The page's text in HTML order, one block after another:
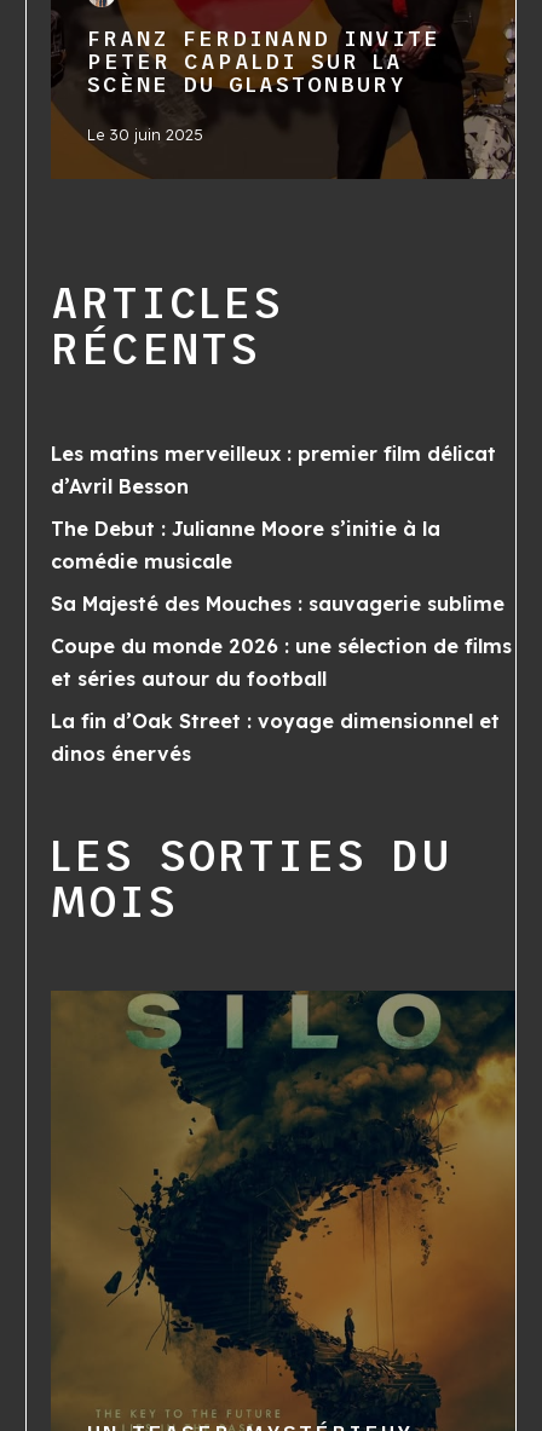
FRANZ FERDINAND INVITE
PETER CAPALDI SUR LA
SCÈNE DU GLASTONBURY
Le30 juin 2025
ARTICLES
RÉCENTS
Les matins merveilleux : premier film délicat
d’Avril Besson
The Debut : Julianne Moore s’initie à la
comédie musicale
Sa Majesté des Mouches : sauvagerie sublime
Coupe du monde 2026 : une sélection de films
et séries autour du football
La fin d’Oak Street : voyage dimensionnel et
dinos énervés
LES SORTIES DU
MOIS